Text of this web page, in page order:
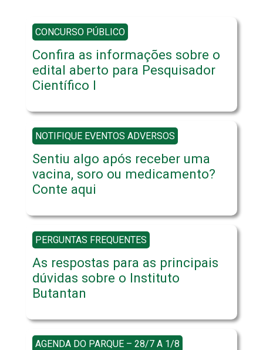
CONCURSO PÚBLICO
Confira as informações sobre o
edital aberto para Pesquisador
Científico I
NOTIFIQUE EVENTOS ADVERSOS
Sentiu algo após receber uma
vacina, soro ou medicamento?
Conte aqui
PERGUNTAS FREQUENTES
As respostas para as principais
dúvidas sobre o Instituto
Butantan
AGENDA DO PARQUE – 28/7 A 1/8